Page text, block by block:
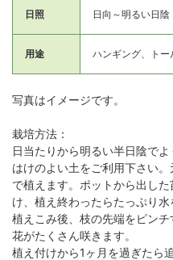
日照 日向～明るい日陰
用途 ハンギング、ト
写真はイメージです。
栽培方法：
日当たりから明るい半日陰で
はけのよい土をご利用下さい
で植えます。ポットから出し
け、植え終わったらたっぷり水
植えこみ後、枝の先端をピン
花がたくさん咲きます。
植え付けから1ヶ月を過ぎたら